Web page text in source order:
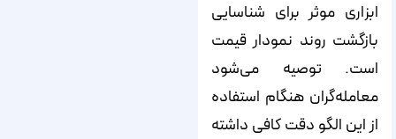
ابزاری موثر برای شناسایی
بازگشت روند نمودار قیمت
است. توصیه می‌شود
معامله‌گران هنگام استفاده
از این الگو دقت کافی داشته